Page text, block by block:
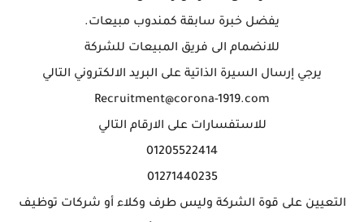
يفضل خبرة سابقة كمندوب مبيعات.
للانضمام الى فريق المبيعات للشركة
يرجي إرسال السيرة الذاتية على البريد الالكتروني التالي
Recruitment@corona-1919.com
للاستفسارات على الارقام التالي
01205522414
01271440235
التعيين على قوة الشركة وليس طرف وكلاء أو شركات توظيف